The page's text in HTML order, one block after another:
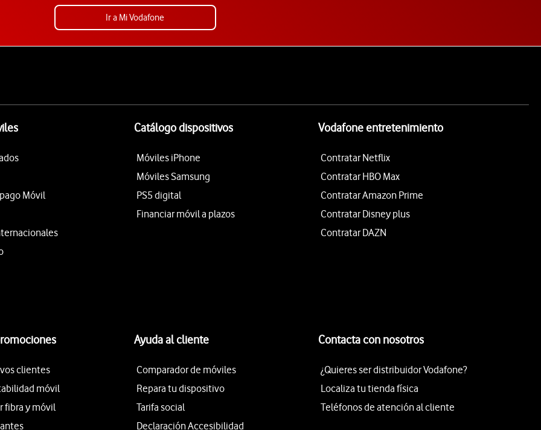
Ir a Mi Vodafone
Móvil
Catálogo dispositivos
Móviles iPhone
Móviles Samsung
PS5 digital
Financiar móvil a plazos
Vodafone entretenimiento
Contratar Netflix
Contratar HBO Max
Contratar Amazon Prime
Contratar Disney plus
Contratar DAZN
clientes
móvil
fibra y móvil
Ayuda al cliente
Comparador de móviles
Repara tu dispositivo
Tarifa social
Declaración Accesibilidad
Contacta con nosotros
¿Quieres ser distribuidor Vodafone?
Localiza tu tienda física
Teléfonos de atención al cliente